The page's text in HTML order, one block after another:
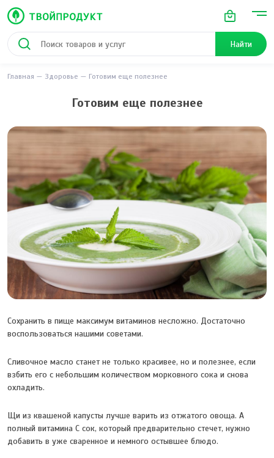
Найти
Главная Здоровье Готовим еще полезнее
Готовим еще полезнее
Сохранить в пище максимум витаминов несложно. Достаточно
воспользоваться нашими советами.
Сливочное масло станет не только красивее, но и полезнее, если
взбить его с небольшим количеством морковного сока и снова
охладить.
Щи из квашеной капусты лучше варить из отжатого овоща. А
полный витамина С сок, который предварительно стечет, нужно
добавить в уже сваренное и немного остывшее блюдо.